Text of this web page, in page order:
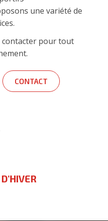
une variété de
contacter pour tout
CONTACT